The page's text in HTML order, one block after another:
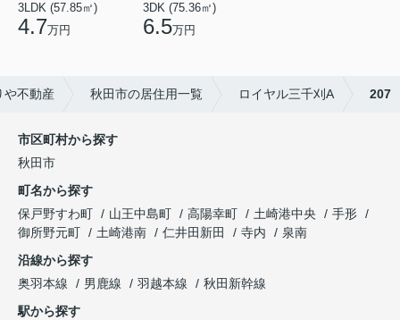
3LDK (57.85㎡)
4.7万円
3DK (75.36㎡)
6.5万円
や不動産 秋田市の居住用一覧 ロイヤル三千刈A 207
市区町村から探す
秋田市
町名から探す
保戸野すわ町
山王中島町 高陽幸町 土崎港中央
手形
御所野元町
土崎港南 仁井田新田 寺内
泉南
沿線から探す
奥羽本線
男鹿線 羽越本線
秋田新幹線
駅から探す